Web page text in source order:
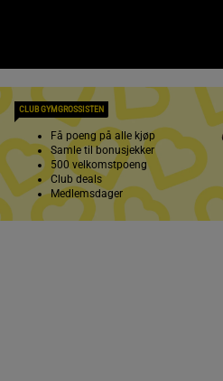
CLUB GYMGROSSISTEN
Få poeng på alle kjøp
Samle til bonusjekker
500 velkomstpoeng
Club deals
Medlemsdager
Bli medlem